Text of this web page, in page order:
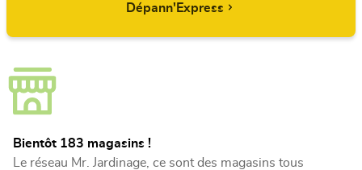
Dépann'Express
Bientôt 183 magasins !
Le réseau Mr. Jardinage, ce sont des magasins tous